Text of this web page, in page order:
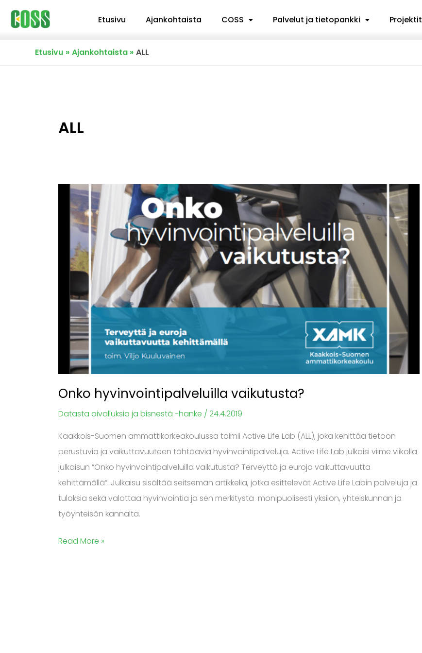
Siirry
sisältöön
Etusivu Ajankohtaista COSS Palvelut ja tietopankki Projektit
Etusivu Ajankohtaista ALL
ALL
Onko hyvinvointipalveluilla vaikutusta?
Datasta oivalluksia ja bisnestä -hanke / 24.4.2019
Kaakkois-Suomen ammattikorkeakoulussa toimii Active Life Lab (ALL), joka kehittää tietoon
perustuvia ja vaikuttavuuteen tähtääviä hyvinvointipalveluja. Active Life Lab julkaisi viime viikolla
julkaisun ”Onko hyvinvointipalveluilla vaikutusta? Terveyttä ja euroja vaikuttavuutta
kehittämällä”. Julkaisu sisältää seitsemän artikkelia, jotka esittelevät Active Life Labin palveluja ja
tuloksia sekä valottaa hyvinvointia ja sen merkitystä monipuolisesti yksilön, yhteiskunnan ja
työyhteisön kannalta.
Onko
hyvinvointipalveluilla
vaikutusta?
Read More »